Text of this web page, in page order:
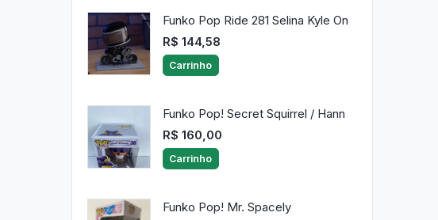
Funko Pop Ride 281 Selina Kyle On
R$ 144,58
Carrinho
Funko Pop! Secret Squirrel / Hann
R$ 160,00
Carrinho
Funko Pop! Mr. Spacely